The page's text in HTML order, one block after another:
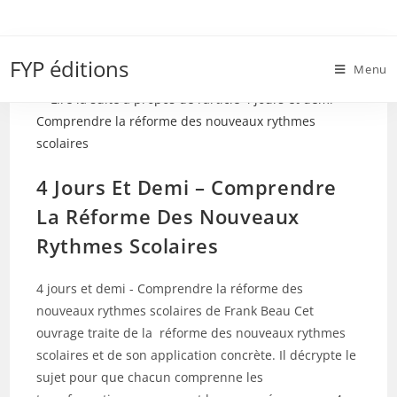
FYP éditions Menu
4 Jours Et Demi – Comprendre
La Réforme Des Nouveaux
Rythmes Scolaires
4 jours et demi - Comprendre la réforme des
nouveaux rythmes scolaires de Frank Beau Cet
ouvrage traite de la réforme des nouveaux rythmes
scolaires et de son application concrète. Il décrypte le
sujet pour que chacun comprenne les